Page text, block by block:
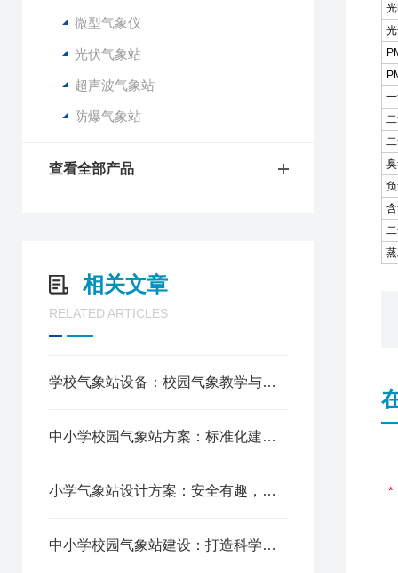
微型气象仪
光伏气象站
超声波气象站
防爆气象站
查看全部产品
相关文章
RELATED ARTICLES
学校气象站设备：校园气象教学与实践的核心装备
中小学校园气象站方案：标准化建设，赋能科学教育创新实践
小学气象站设计方案：安全有趣，为儿童打造科学探索空间
中小学校园气象站建设：打造科学实践基地，提升学生科学素养